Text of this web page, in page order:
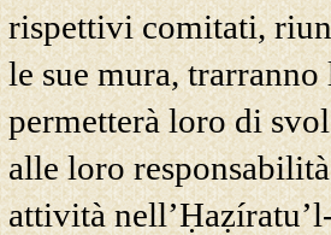
rispettivi comitati,
le sue mura,
permetterà loro di
alle loro
attività